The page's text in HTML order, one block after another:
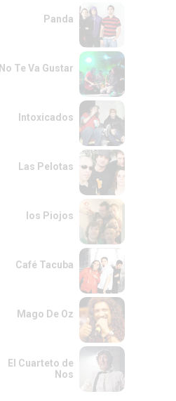
Panda
No Te Va Gustar
Intoxicados
Las Pelotas
los Piojos
Café Tacuba
Mago De Oz
El Cuarteto de
Nos